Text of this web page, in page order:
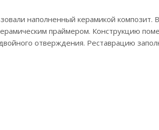
наполненный керамикой
праймером. Конструкцию
отверждения. Реставрацию